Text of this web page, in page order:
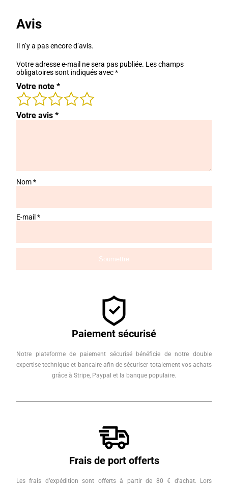
Avis
Il n’y a pas encore d’avis.
Votre adresse e-mail ne sera pas publiée. Les champs
obligatoires sont indiqués avec*
Votre note *
Votre avis *
Nom*
E-mail *
Paiement sécurisé
Notre plateforme de paiement sécurisé bénéficie de notre double
expertise technique et bancaire afin de sécuriser totalement vos achats
grâce à Stripe, Paypal et la banque populaire.
Frais de port offerts
Les frais d’expédition sont offerts à partir de 80 € d’achat. Lors